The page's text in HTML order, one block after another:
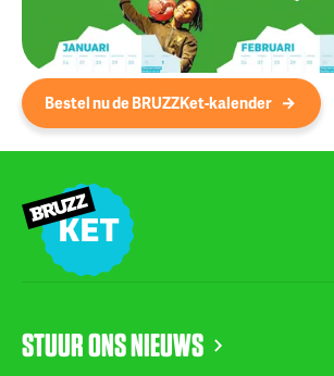
Bestel nu de BRUZZKet-kalender
STUUR ONS NIEUWS